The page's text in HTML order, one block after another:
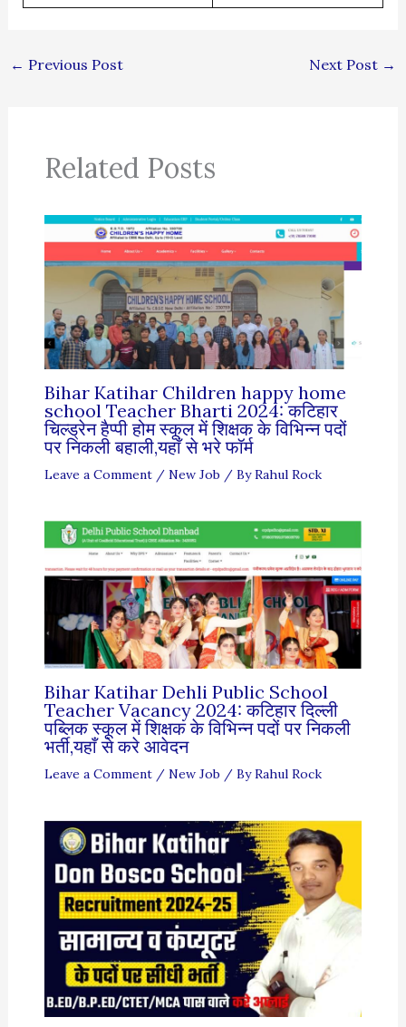
← Previous Post Next Post →
Related Posts
Bihar Katihar Children happy home
school Teacher Bharti 2024: कटिहार
चिल्ड्रेन हैप्पी होम स्कूल में शिक्षक के विभिन्न पदों
पर निकली बहाली,यहाँ से भरे फॉर्म
Leave a Comment / New Job / ByRahul Rock
Bihar Katihar Dehli Public School
Teacher Vacancy 2024: कटिहार दिल्ली
पब्लिक स्कूल में शिक्षक के विभिन्न पदों पर निकली
भर्ती,यहाँ से करे आवेदन
Leave a Comment / New Job / ByRahul Rock